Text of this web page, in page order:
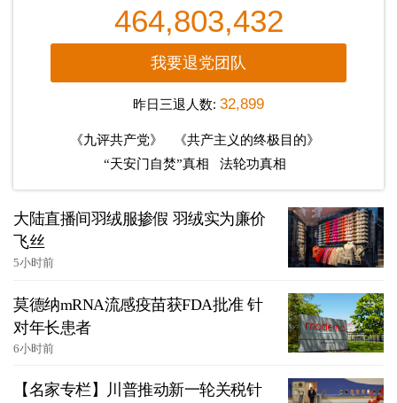
464,803,432
我要退党团队
昨日三退人数: 32,899
《九评共产党》
《共产主义的终极目的》
“天安门自焚”真相
法轮功真相
大陆直播间羽绒服掺假 羽绒实为廉价
飞丝
5小时前
莫德纳mRNA流感疫苗获FDA批准 针
对年长患者
6小时前
【名家专栏】川普推动新一轮关税针